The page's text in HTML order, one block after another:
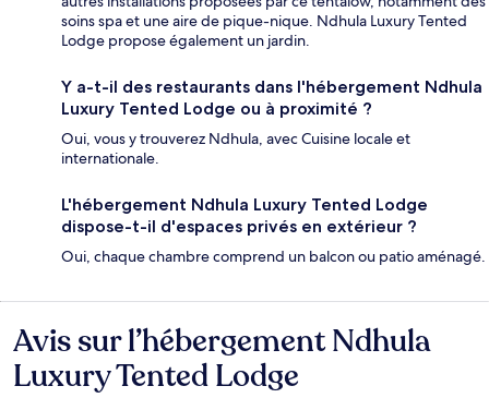
soins spa et une aire de pique-nique. Ndhula Luxury Tented
Lodge propose également un jardin.
Y a-t-il des restaurants dans l'hébergement Ndhula
Luxury Tented Lodge ou à proximité ?
Oui, vous y trouverez Ndhula, avec Cuisine locale et
internationale.
L'hébergement Ndhula Luxury Tented Lodge
dispose-t-il d'espaces privés en extérieur ?
Oui, chaque chambre comprend un balcon ou patio aménagé.
Avis
Avis sur l’hébergement Ndhula
Luxury Tented Lodge